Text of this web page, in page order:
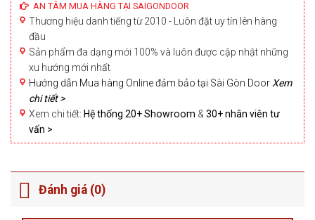
AN TÂM MUA HÀNG TẠI SAIGONDOOR
Thương hiệu danh tiếng từ 2010 - Luôn đặt uy tín lên hàng
đầu
Sản phẩm đa dạng mới 100% và luôn được cập nhật những
xu hướng mới nhất
Hướng dẫn Mua hàng Online đảm bảo tại Sài Gòn Door Xem
chi tiết >
Xem chi tiết: Hệ thống 20+ Showroom & 30+ nhân viên tư
vấn >
Đánh giá (0)